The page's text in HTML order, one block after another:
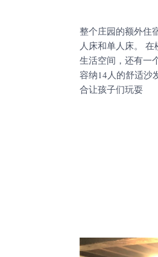
整个庄园的额外住
人床和单人床。
生活空间，还有一
容纳14人的舒适沙
合让孩子们玩耍